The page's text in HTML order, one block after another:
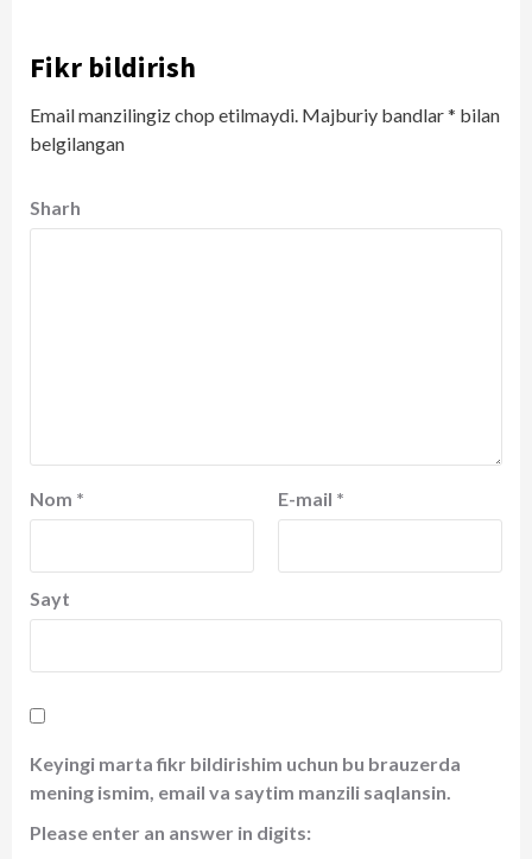
Fikr bildirish
Email manzilingiz chop etilmaydi. Majburiy bandlar* bilan
belgilangan
Sharh
Nom * E-mail *
Sayt
Keyingi marta fikr bildirishim uchun bu brauzerda
mening ismim, email va saytim manzili saqlansin.
Please enter an answer in digits: